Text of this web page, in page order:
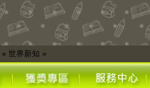
» 世界新知 »